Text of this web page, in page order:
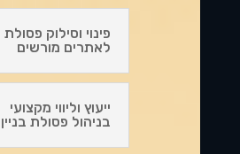
פינוי וסילוק פסולת
לאתרים מורשים
ייעוץ וליווי מקצועי
בניהול פסולת בניין